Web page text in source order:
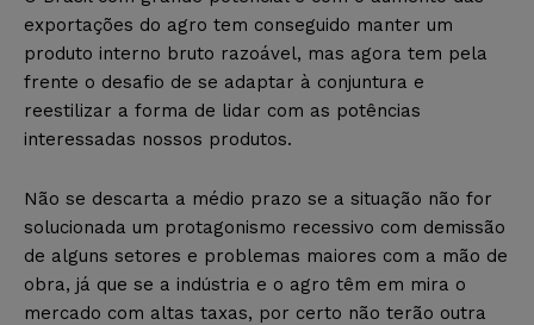
exportações do agro tem conseguido manter um
produto interno bruto razoável, mas agora tem pela
frente o desafio de se adaptar à conjuntura e
reestilizar a forma de lidar com as potências
interessadas nossos produtos.
Não se descarta a médio prazo se a situação não for
solucionada um protagonismo recessivo com demissão
de alguns setores e problemas maiores com a mão de
obra, já que se a indústria e o agro têm em mira o
mercado com altas taxas, por certo não terão outra